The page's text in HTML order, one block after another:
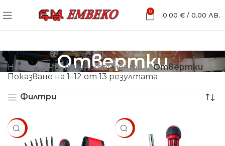
0 0.00 € / 0.00 ЛВ.
Отвертки
Начало Ръчни инструменти
Отвертки
Показване на 1–12 от 13 резултата
Филтри
SALE SALE